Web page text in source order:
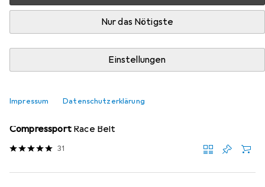
Nur das Nötigste
Einstellungen
Impressum Datenschutzerklärung
Produktliste
Zubehör Running
Compressport Race Belt
31